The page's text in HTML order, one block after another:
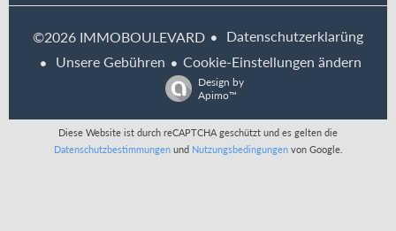
©2026 IMMOBOULEVARD
Datenschutzerklarüng
Unsere Gebühren
Cookie-Einstellungen ändern
Design by
Apimo™
Diese Website ist durch reCAPTCHA geschützt und es gelten die
Datenschutzbestimmungenund Nutzungsbedingungenvon Google.